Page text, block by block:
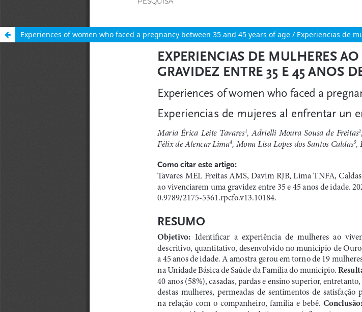
Experiences of women who faced a pregnancy between 35 and 45 years of age / Experiencias de